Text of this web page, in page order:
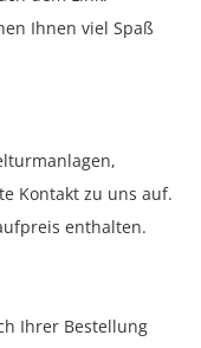
Ihnen viel Spaß
Kontakt zu uns auf.
enthalten.
Ihrer Bestellung